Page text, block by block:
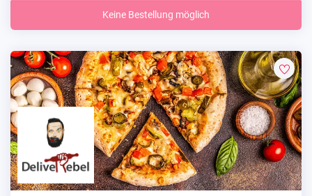
Keine Bestellung möglich